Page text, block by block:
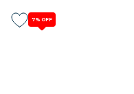
7% OFF